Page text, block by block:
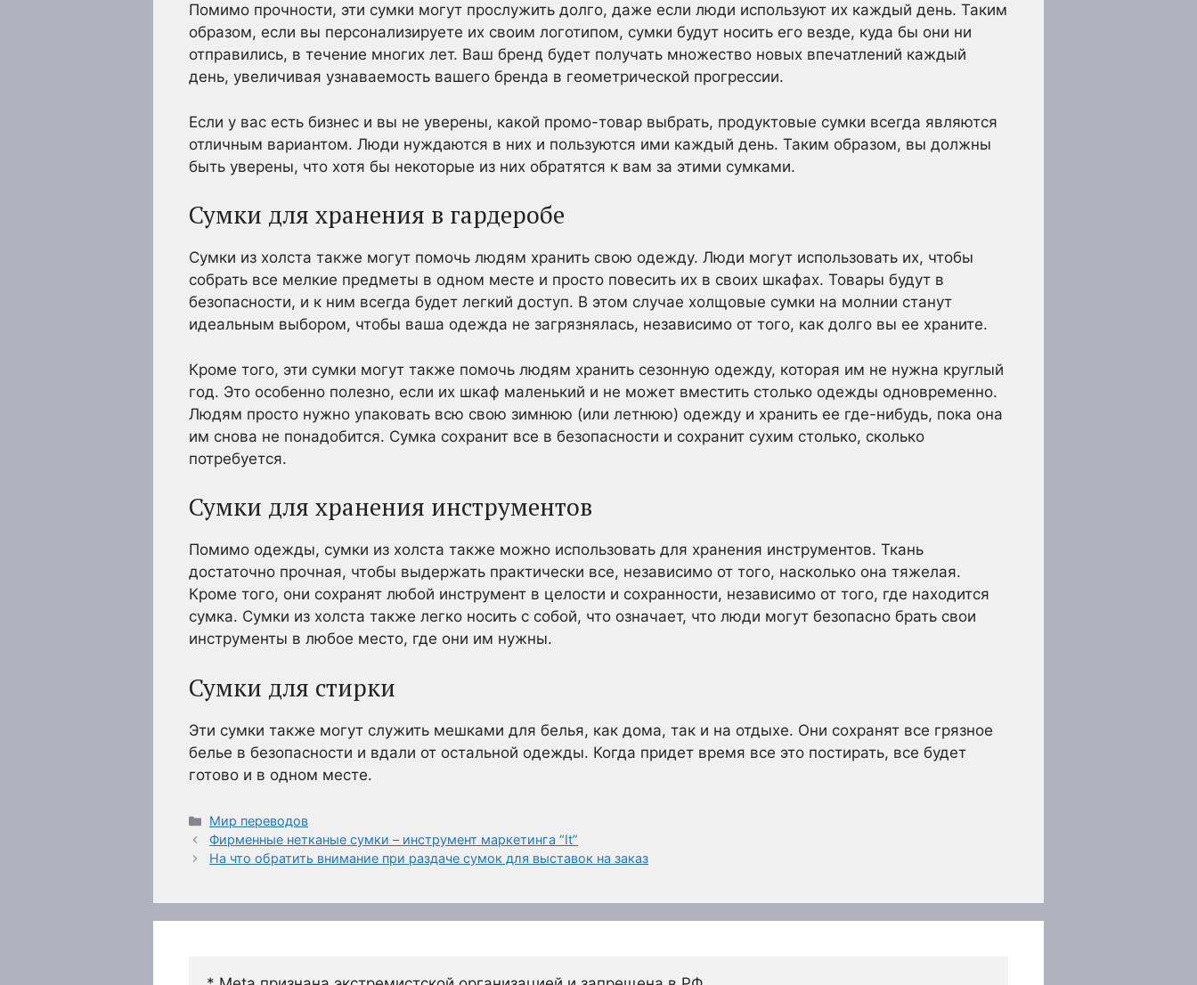
Помимо прочности, эти сумки могут прослужить долго, даже если люди используют их каждый день. Таким
образом, если вы персонализируете их своим логотипом, сумки будут носить его везде, куда бы они ни
отправились, в течение многих лет. Ваш бренд будет получать множество новых впечатлений каждый
день, увеличивая узнаваемость вашего бренда в геометрической прогрессии.
Если у вас есть бизнес и вы не уверены, какой промо-товар выбрать, продуктовые сумки всегда являются
отличным вариантом. Люди нуждаются в них и пользуются ими каждый день. Таким образом, вы должны
быть уверены, что хотя бы некоторые из них обратятся к вам за этими сумками.
Сумки для хранения в гардеробе
Сумки из холста также могут помочь людям хранить свою одежду. Люди могут использовать их, чтобы
собрать все мелкие предметы в одном месте и просто повесить их в своих шкафах. Товары будут в
безопасности, и к ним всегда будет легкий доступ. В этом случае холщовые сумки на молнии станут
идеальным выбором, чтобы ваша одежда не загрязнялась, независимо от того, как долго вы ее храните.
Кроме того, эти сумки могут также помочь людям хранить сезонную одежду, которая им не нужна круглый
год. Это особенно полезно, если их шкаф маленький и не может вместить столько одежды одновременно.
Людям просто нужно упаковать всю свою зимнюю (или летнюю) одежду и хранить ее где-нибудь, пока она
им снова не понадобится. Сумка сохранит все в безопасности и сохранит сухим столько, сколько
потребуется.
Сумки для хранения инструментов
Помимо одежды, сумки из холста также можно использовать для хранения инструментов. Ткань
достаточно прочная, чтобы выдержать практически все, независимо от того, насколько она тяжелая.
Кроме того, они сохранят любой инструмент в целости и сохранности, независимо от того, где находится
сумка. Сумки из холста также легко носить с собой, что означает, что люди могут безопасно брать свои
инструменты в любое место, где они им нужны.
Сумки для стирки
Эти сумки также могут служить мешками для белья, как дома, так и на отдыхе. Они сохранят все грязное
белье в безопасности и вдали от остальной одежды. Когда придет время все это постирать, все будет
готово и в одном месте.
Рубрики
Мир переводов
Фирменные нетканые сумки – инструмент маркетинга “It”
На что обратить внимание при раздаче сумок для выставок на заказ